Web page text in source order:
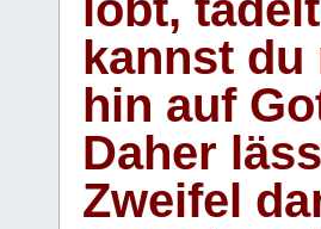
kannst du
hin auf
Daher
Zweifel